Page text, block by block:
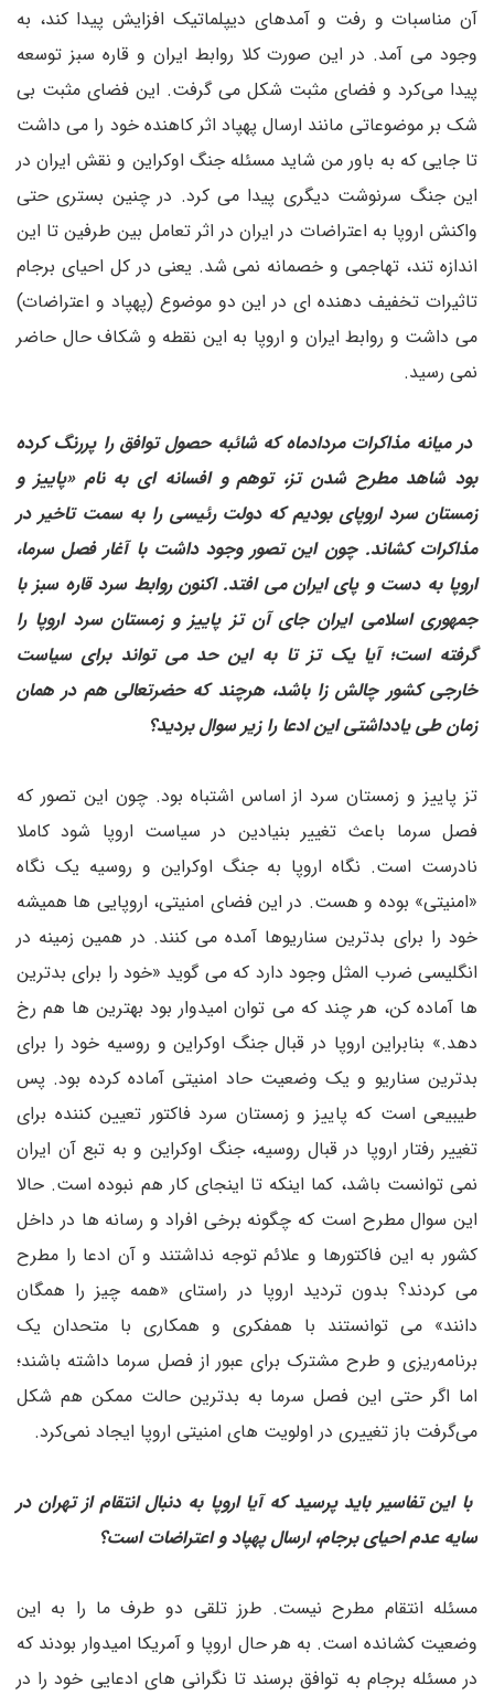
آن مناسبات و رفت و آمدهای دیپلماتیک افزایش پیدا کند، به
وجود می آمد. در این صورت کلا روابط ایران و قاره سبز توسعه
پیدا می‌کرد و فضای مثبت شکل می گرفت. این فضای مثبت بی
شک بر موضوعاتی مانند ارسال پهپاد اثر کاهنده خود را می داشت
تا جایی که به باور من شاید مسئله جنگ اوکراین و نقش ایران در
این جنگ سرنوشت دیگری پیدا می کرد. در چنین بستری حتی
واکنش اروپا به اعتراضات در ایران در اثر تعامل بین طرفین تا این
اندازه تند، تهاجمی و خصمانه نمی شد. یعنی در کل احیای برجام
تاثیرات تخفیف دهنده ای در این دو موضوع (پهپاد و اعتراضات)
می داشت و روابط ایران و اروپا به این نقطه و شکاف حال حاضر
نمی رسید.
در میانه مذاکرات مردادماه که شائبه حصول توافق را پررنگ کرده
بود شاهد مطرح شدن تز، توهم و افسانه ای به نام «پاییز و
زمستان سرد اروپای بودیم که دولت رئیسی را به سمت تاخیر در
مذاکرات کشاند. چون این تصور وجود داشت با آغار فصل سرما،
اروپا به دست و پای ایران می افتد. اکنون روابط سرد قاره سبز با
جمهوری اسلامی ایران جای آن تز پاییز و زمستان سرد اروپا را
گرفته است؛ آیا یک تز تا به این حد می تواند برای سیاست
خارجی کشور چالش زا باشد، هرچند که حضرتعالی هم در همان
زمان طی یادداشتی این ادعا را زیر سوال بردید؟
تز پاییز و زمستان سرد از اساس اشتباه بود. چون این تصور که
فصل سرما باعث تغییر بنیادین در سیاست اروپا شود کاملا
نادرست است. نگاه اروپا به جنگ اوکراین و روسیه یک نگاه
«امنیتی» بوده و هست. در این فضای امنیتی، اروپایی ها همیشه
خود را برای بدترین سناریوها آمده می کنند. در همین زمینه در
انگلیسی ضرب المثل وجود دارد که می گوید «خود را برای بدترین
ها آماده کن، هر چند که می توان امیدوار بود بهترین ها هم رخ
دهد.» بنابراین اروپا در قبال جنگ اوکراین و روسیه خود را برای
بدترین سناریو و یک وضعیت حاد امنیتی آماده کرده بود. پس
طیبیعی است که پاییز و زمستان سرد فاکتور تعیین کننده برای
تغییر رفتار اروپا در قبال روسیه، جنگ اوکراین و به تبع آن ایران
نمی توانست باشد، کما اینکه تا اینجای کار هم نبوده است. حالا
این سوال مطرح است که چگونه برخی افراد و رسانه ها در داخل
کشور به این فاکتورها و علائم توجه نداشتند و آن ادعا را مطرح
می کردند؟ بدون تردید اروپا در راستای «همه چیز را همگان
دانند» می توانستند با همفکری و همکاری با متحدان یک
برنامه‌ریزی و طرح مشترک برای عبور از فصل سرما داشته باشند؛
اما اگر حتی این فصل سرما به بدترین حالت ممکن هم شکل
می‌گرفت باز تغییری در اولویت های امنیتی اروپا ایجاد نمی‌کرد.
با این تفاسیر باید پرسید که آیا اروپا به دنبال انتقام از تهران در
سایه عدم احیای برجام، ارسال پهپاد و اعتراضات است؟
مسئله انتقام مطرح نیست. طرز تلقی دو طرف ما را به این
وضعیت کشانده است. به هر حال اروپا و آمریکا امیدوار بودند که
در مسئله برجام به توافق برسند تا نگرانی های ادعایی خود را در